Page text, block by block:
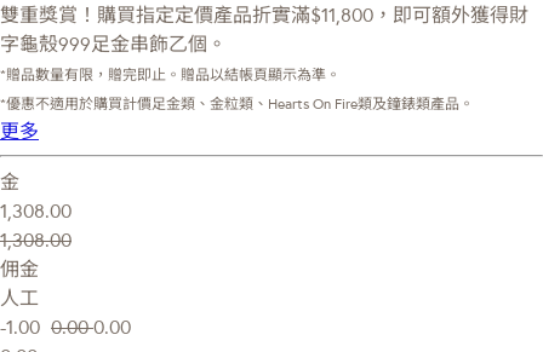
雙重獎賞！購買指定定價產品折實滿$11,800，即可額外獲得財
字龜殼999足金串飾乙個。
*贈品數量有限，贈完即止。贈品以結帳頁顯示為準。
*優惠不適用於購買計價足金類、金粒類、Hearts On Fire類及鐘錶類產品。
更多
金
1,308.00
1,308.00
佣金
人工
-1.00 0.000.00